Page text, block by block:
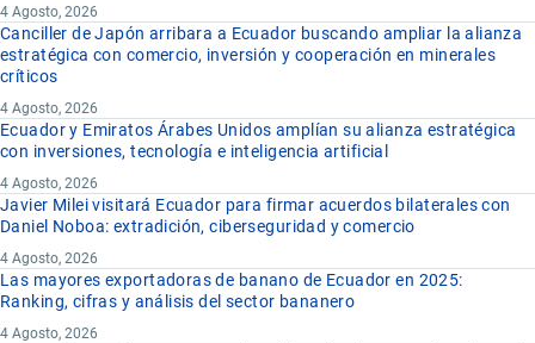
4 Agosto, 2026
Canciller de Japón arribara a Ecuador buscando ampliar la alianza
estratégica con comercio, inversión y cooperación en minerales
críticos
4 Agosto, 2026
Ecuador y Emiratos Árabes Unidos amplían su alianza estratégica
con inversiones, tecnología e inteligencia artificial
4 Agosto, 2026
Javier Milei visitará Ecuador para firmar acuerdos bilaterales con
Daniel Noboa: extradición, ciberseguridad y comercio
4 Agosto, 2026
Las mayores exportadoras de banano de Ecuador en 2025:
Ranking, cifras y análisis del sector bananero
4 Agosto, 2026